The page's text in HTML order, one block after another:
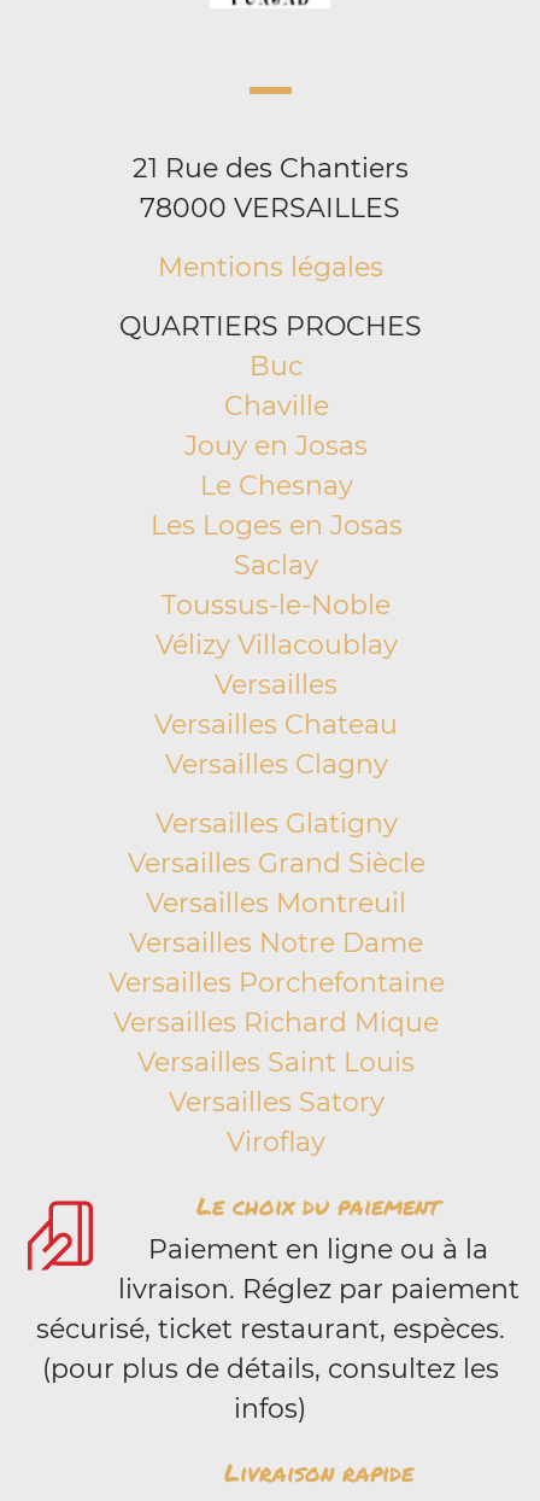
21 Rue des Chantiers
78000 VERSAILLES
Mentions légales
QUARTIERS PROCHES
Buc
Chaville
Jouy en Josas
Le Chesnay
Les Loges en Josas
Saclay
Toussus-le-Noble
Vélizy Villacoublay
Versailles
Versailles Chateau
Versailles Clagny
Versailles Glatigny
Versailles Grand Siècle
Versailles Montreuil
Versailles Notre Dame
Versailles Porchefontaine
Versailles Richard Mique
Versailles Saint Louis
Versailles Satory
Viroflay
Le choix du paiement
Paiement en ligne ou à la
livraison. Réglez par paiement
sécurisé, ticket restaurant, espèces.
(pour plus de détails, consultez les
infos)
Livraison rapide